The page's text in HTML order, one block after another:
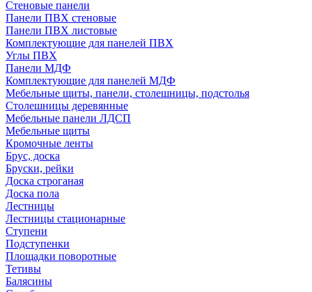
Стеновые панели
Панели ПВХ стеновые
Панели ПВХ листовые
Комплектующие для панелей ПВХ
Углы ПВХ
Панели МДФ
Комплектующие для панелей МДФ
Мебельные щиты, панели, столешницы, подстолья
Столешницы деревянные
Мебельные панели ЛДСП
Мебельные щиты
Кромочные ленты
Брус, доска
Бруски, рейки
Доска строганая
Доска пола
Лестницы
Лестницы стационарные
Ступени
Подступенки
Площадки поворотные
Тетивы
Балясины